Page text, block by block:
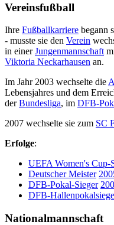
Vereinsfußball
Ihre Fußballkarriere begann
- musste sie den Verein
in einerJungenmannschaft
Viktoria Neckarhausen an.
Im Jahr 2003 wechselte die
Lebensjahres und dem
derBundesliga, im DFB-
2007 wechselte sie zum SC
Erfolge:
UEFA Women's Cup-
Deutscher Meister
DFB-Pokal-Sieger
DFB-
Nationalmannschaft